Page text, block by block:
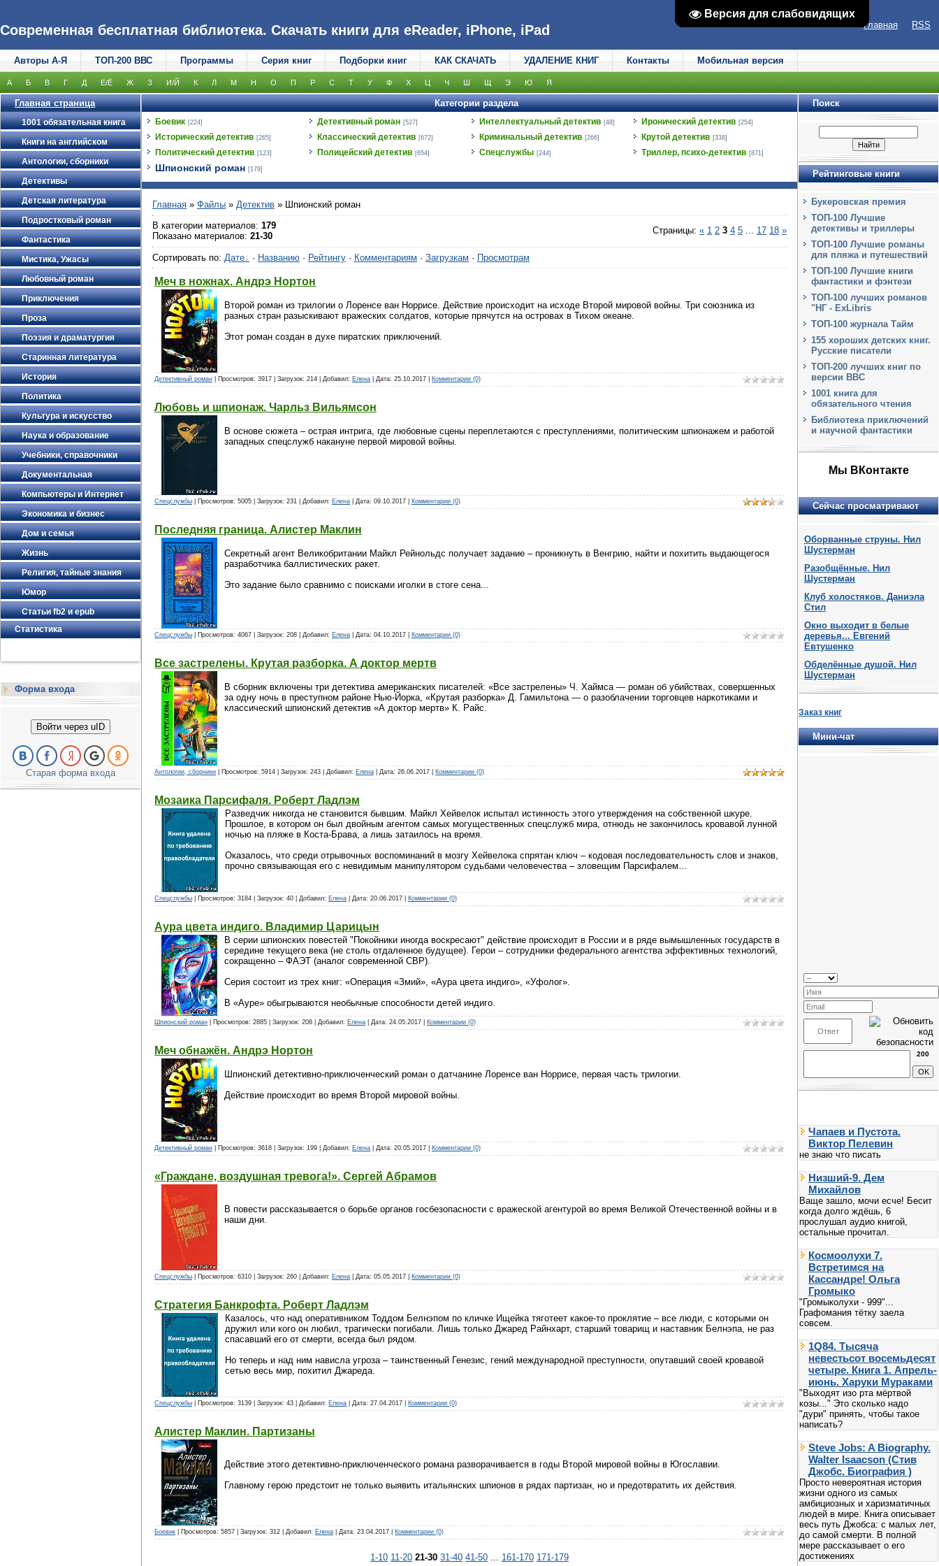
Версия для слабовидящих
Версия для слабовидящих
Современная бесплатная библиотека. Скачать книги для eReader, iPhone, iPad Главная RSS
Авторы А-Я ТОП-200 ВВС Программы Серия книг Подборки книг КАК СКАЧАТЬ УДАЛЕНИЕ КНИГ Контакты Мобильная версия
А Б В Г Д Е/Ё Ж З И/Й К Л М Н О П Р С Т У Ф Х Ц Ч Ш Щ Э Ю Я
Главная страница
1001 обязательная книга
Книги на английском
Антологии, сборники
Детективы
Детская литература
Подростковый роман
Фантастика
Мистика, Ужасы
Любовный роман
Приключения
Проза
Поэзия и драматургия
Старинная литература
История
Политика
Культура и искусство
Наука и образование
Учебники, справочники
Документальная
Компьютеры и Интернет
Экономика и бизнес
Дом и семья
Жизнь
Религия, тайные знания
Юмор
Статьи fb2 и epub
Статистика
Форма входа
Войти через uID
Старая форма входа
Категории раздела
Боевик [224] Детективный роман [527] Интеллектуальный детектив [48] Иронический детектив [254]
Исторический детектив [265] Классический детектив [672] Криминальный детектив [266] Крутой детектив [338]
Политический детектив [123] Полицейский детектив [654] Спецслужбы [244] Триллер, психо-детектив [871]
Шпионский роман [179]
Главная » Файлы » Детектив » Шпионский роман
В категории материалов: 179
Показано материалов: 21-30
Страницы: « 1 2 3 4 5 ... 17 18 »
Сортировать по: Дате · Названию · Рейтингу · Комментариям · Загрузкам · Просмотрам
Меч в ножнах. Андрэ Нортон
Второй роман из трилогии о Лоренсе ван Норрисе. Действие происходит на исходе Второй мировой войны. Три союзника из
разных стран разыскивают вражеских солдатов, которые прячутся на островах в Тихом океане.
Этот роман создан в духе пиратских приключений.
Детективный роман | Просмотров: 3917 | Загрузок: 214 | Добавил: Елена | Дата: 25.10.2017 Комментарии (0)
Любовь и шпионаж. Чарльз Вильямсон
В основе сюжета – острая интрига, где любовные сцены переплетаются с преступлениями, политическим шпионажем и работой
западных спецслужб накануне первой мировой войны.
Спецслужбы | Просмотров: 5005 | Загрузок: 231 | Добавил: Елена | Дата: 09.10.2017 Комментарии (0)
Последняя граница. Алистер Маклин
Секретный агент Великобритании Майкл Рейнольдс получает задание – проникнуть в Венгрию, найти и похитить выдающегося
разработчика баллистических ракет.
Это задание было сравнимо с поисками иголки в стоге сена...
Спецслужбы | Просмотров: 4067 | Загрузок: 208 | Добавил: Елена | Дата: 04.10.2017 Комментарии (0)
Все застрелены. Крутая разборка. А доктор мертв
В сборник включены три детектива американских писателей: «Все застрелены» Ч. Хаймса — роман об убийствах, совершенных
за одну ночь в преступном районе Нью-Йорка, «Крутая разборка» Д. Гамильтона — о разоблачении торговцев наркотиками и
классический шпионский детектив «А доктор мертв» К. Райс.
Антологии, сборники | Просмотров: 5914 | Загрузок: 243 | Добавил: Елена | Дата: 26.06.2017 Комментарии (0)
Мозаика Парсифаля. Роберт Ладлэм
Разведчик никогда не становится бывшим. Майкл Хейвелок испытал истинность этого утверждения на собственной шкуре.
Прошлое, в котором он был двойным агентом самых могущественных спецслужб мира, отнюдь не закончилось кровавой лунной
ночью на пляже в Коста-Брава, а лишь затаилось на время.
Оказалось, что среди отрывочных воспоминаний в мозгу Хейвелока спрятан ключ – кодовая последовательность слов и знаков,
прочно связывающая его с невидимым манипулятором судьбами человечества – зловещим Парсифалем…
Спецслужбы | Просмотров: 3184 | Загрузок: 40 | Добавил: Елена | Дата: 20.06.2017 Комментарии (0)
Аура цвета индиго. Владимир Царицын
В серии шпионских повестей "Покойники иногда воскресают" действие происходит в России и в ряде вымышленных государств в
середине текущего века (не столь отдаленное будущее). Герои – сотрудники федерального агентства эффективных технологий,
сокращенно – ФАЭТ (аналог современной СВР).
Серия состоит из трех книг: «Операция «Змий», «Аура цвета индиго», «Уфолог».
В «Ауре» обыгрываются необычные способности детей индиго.
Шпионский роман | Просмотров: 2885 | Загрузок: 208 | Добавил: Елена | Дата: 24.05.2017 Комментарии (0)
Меч обнажён. Андрэ Нортон
Шпионский детективно-приключенческий роман о датчанине Лоренсе ван Норрисе, первая часть трилогии.
Действие происходит во время Второй мировой войны.
Детективный роман | Просмотров: 3618 | Загрузок: 199 | Добавил: Елена | Дата: 20.05.2017 Комментарии (0)
«Граждане, воздушная тревога!». Сергей Абрамов
В повести рассказывается о борьбе органов госбезопасности с вражеской агентурой во время Великой Отечественной войны и в
наши дни.
Спецслужбы | Просмотров: 6310 | Загрузок: 260 | Добавил: Елена | Дата: 05.05.2017 Комментарии (0)
Стратегия Банкрофта. Роберт Ладлэм
Казалось, что над оперативником Тоддом Белнэпом по кличке Ищейка тяготеет какое-то проклятие – все люди, с которыми он
дружил или кого он любил, трагически погибали. Лишь только Джаред Райнхарт, старший товарищ и наставник Белнэпа, не раз
спасавший его от смерти, всегда был рядом.
Но теперь и над ним нависла угроза – таинственный Генезис, гений международной преступности, опутавший своей кровавой
сетью весь мир, похитил Джареда.
Спецслужбы | Просмотров: 3139 | Загрузок: 43 | Добавил: Елена | Дата: 27.04.2017 Комментарии (0)
Алистер Маклин. Партизаны
Действие этого детективно-приключенческого романа разворачивается в годы Второй мировой войны в Югославии.
Главному герою предстоит не только выявить итальянских шпионов в рядах партизан, но и предотвратить их действия.
Боевик | Просмотров: 5857 | Загрузок: 312 | Добавил: Елена | Дата: 23.04.2017 Комментарии (0)
1-10 11-20 21-30 31-40 41-50 161-170 171-179
Поиск
Рейтинговые книги
Букеровская премия
ТОП-100 Лучшие
детективы и триллеры
ТОП-100 Лучшие романы
для пляжа и путешествий
ТОП-100 Лучшие книги
фантастики и фэнтези
ТОП-100 лучших романов
"НГ - ExLibris
ТОП-100 журнала Тайм
155 хороших детских книг.
Русские писатели
ТОП-200 лучших книг по
версии BBC
1001 книга для
обязательного чтения
Библиотека приключений
и научной фантастики
Мы ВКонтакте
Сейчас просматривают
Оборванные струны. Нил
Шустерман
Разобщённые. Нил
Шустерман
Клуб холостяков. Даниэла
Стил
Окно выходит в белые
деревья... Евгений
Евтушенко
Обделённые душой. Нил
Шустерман
Заказ книг
Мини-чат
200
Чапаев и Пустота.
Виктор Пелевин
не знаю что писать
Низший-9. Дем
Михайлов
Ваще зашло, мочи есче! Бесит
когда долго ждёшь, 6
прослушал аудио книгой,
остальные прочитал.
Космоолухи 7.
Встретимся на
Кассандре! Ольга
Громыко
"Громыколухи - 999"...
Графомания тётку заела
совсем.
1Q84. Тысяча
невестьсот восемьдесят
четыре. Книга 1. Апрель-
июнь. Харуки Мураками
"Выходят изо рта мёртвой
козы..." Это сколько надо
"дури" принять, чтобы такое
написать?
Steve Jobs: A Biography.
Walter Isaacson (Стив
Джобс. Биография )
Просто невероятная история
жизни одного из самых
амбициозных и харизматичных
людей в мире. Книга описывает
весь путь Джобса: с малых лет,
до самой смерти. В полной
мере рассказывает о его
достижениях